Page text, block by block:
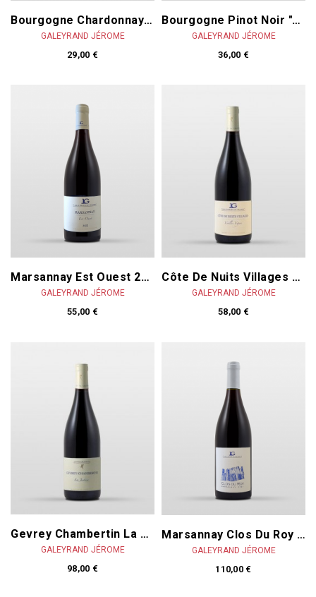
Bourgogne Chardonnay "Orane" 2024
GALEYRAND JÉROME
29,00 €
Bourgogne Pinot Noir "Antonin" 2024
GALEYRAND JÉROME
36,00 €
Marsannay Est Ouest 2024
GALEYRAND JÉROME
55,00 €
Côte De Nuits Villages Vieilles Vignes 2024
GALEYRAND JÉROME
58,00 €
Gevrey Chambertin La Justice 2024
GALEYRAND JÉROME
98,00 €
Marsannay Clos Du Roy 2024
GALEYRAND JÉROME
110,00 €